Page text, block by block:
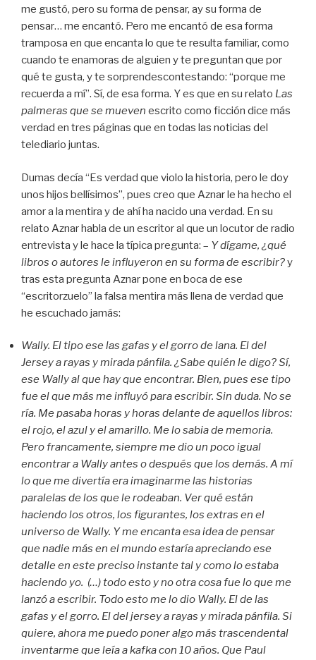
me gustó, pero su forma de pensar, ay su forma de
pensar… me encantó. Pero me encantó de esa forma
tramposa en que encanta lo que te resulta familiar, como
cuando te enamoras de alguien y te preguntan que por
qué te gusta, y te sorprendescontestando: “porque me
recuerda a mí”. Sí, de esa forma. Y es que en su relato Las
palmeras que se mueven escrito como ficción dice más
verdad en tres páginas que en todas las noticias del
telediario juntas.
Dumas decía “Es verdad que violo la historia, pero le doy
unos hijos bellísimos”, pues creo que Aznar le ha hecho el
amor a la mentira y de ahí ha nacido una verdad. En su
relato Aznar habla de un escritor al que un locutor de radio
entrevista y le hace la típica pregunta: – Y dígame, ¿qué
libros o autores le influyeron en su forma de escribir?y
tras esta pregunta Aznar pone en boca de ese
“escritorzuelo” la falsa mentira más llena de verdad que
he escuchado jamás:
Wally. El tipo ese las gafas y el gorro de lana. El del
Jersey a rayas y mirada pánfila. ¿Sabe quién le digo? Sí,
ese Wally al que hay que encontrar. Bien, pues ese tipo
fue el que más me influyó para escribir. Sin duda. No se
ría. Me pasaba horas y horas delante de aquellos libros:
el rojo, el azul y el amarillo. Me lo sabia de memoria.
Pero francamente, siempre me dio un poco igual
encontrar a Wally antes o después que los demás. A mí
lo que me divertía era imaginarme las historias
paralelas de los que le rodeaban. Ver qué están
haciendo los otros, los figurantes, los extras en el
universo de Wally. Y me encanta esa idea de pensar
que nadie más en el mundo estaría apreciando ese
detalle en este preciso instante tal y como lo estaba
haciendo yo. (…) todo esto y no otra cosa fue lo que me
lanzó a escribir. Todo esto me lo dio Wally. El de las
gafas y el gorro. El del jersey a rayas y mirada pánfila. Si
quiere, ahora me puedo poner algo más trascendental
inventarme que leía a kafka con 10 años. Que Paul